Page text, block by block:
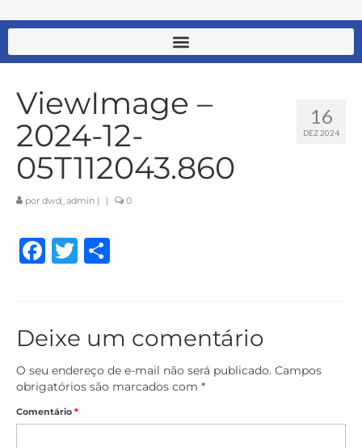
16
DEZ 2024
ViewImage –
2024-12-
05T112043.860
por dwd_admin | | 0
Facebook
Twitter
Deixe um comentário
O seu endereço de e-mail não será publicado. Campos
obrigatórios são marcados com *
Comentário *